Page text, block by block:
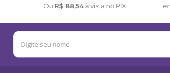
Ou R$ 88,54à vista no PIX